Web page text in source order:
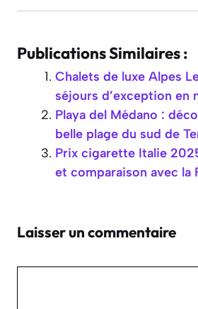
Publications Similaires :
Chalets de luxe Alpes
séjours d’exception en
Playa del Médano :
belle plage du sud de
Prix cigarette Italie
et comparaison avec la
Laisser un commentaire